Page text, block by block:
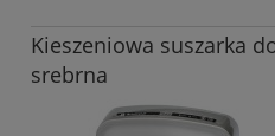
Kieszeniowa suszarka
srebrna